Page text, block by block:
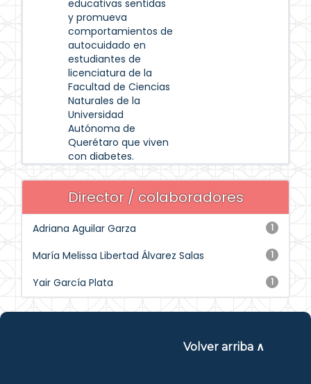
educativas sentidas
y promueva
comportamientos de
autocuidado en
estudiantes de
licenciatura de la
Facultad de Ciencias
Naturales de la
Universidad
Autónoma de
Querétaro que viven
con diabetes.
Director / colaboradores
1
Adriana Aguilar Garza
1
María Melissa Libertad Álvarez Salas
1
Yair García Plata
Volver arriba ∧